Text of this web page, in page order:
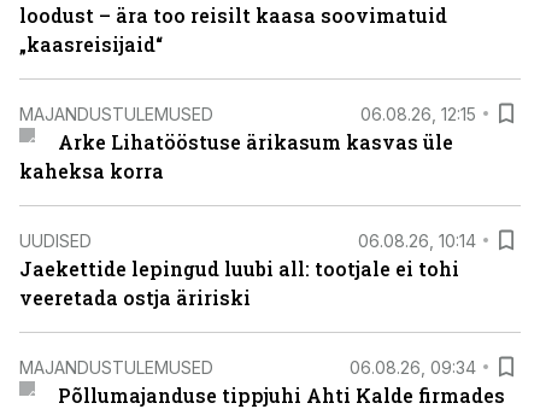
loodust – ära too reisilt kaasa soovimatuid
„kaasreisijaid“
MAJANDUSTULEMUSED 06.08.26, 12:15
Arke Lihatööstuse ärikasum kasvas üle
kaheksa korra
UUDISED 06.08.26, 10:14
Jaekettide lepingud luubi all: tootjale ei tohi
veeretada ostja äririski
MAJANDUSTULEMUSED 06.08.26, 09:34
Põllumajanduse tippjuhi Ahti Kalde firmades